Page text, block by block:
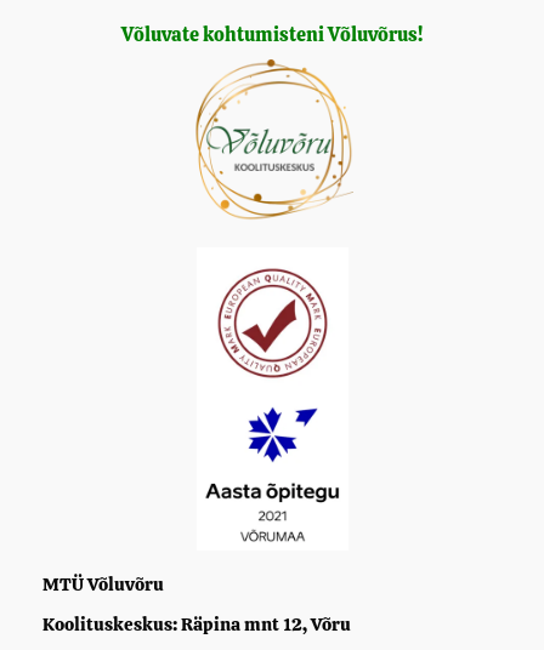
Võluvate kohtumisteni Võluvõrus!
MTÜ Võluvõru
Koolituskeskus: Räpina mnt 12, Võru